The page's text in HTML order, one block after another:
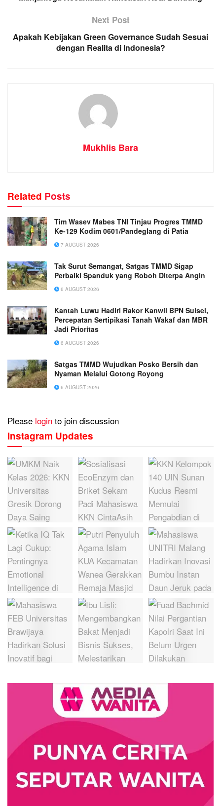
Next Post
Apakah Kebijakan Green Governance Sudah Sesuai
dengan Realita di Indonesia?
Mukhlis Bara
Related Posts
Tim Wasev Mabes TNI Tinjau Progres TMMD
Ke-129 Kodim 0601/Pandeglang di Patia
7 AUGUST 2026
Tak Surut Semangat, Satgas TMMD Sigap
Perbaiki Spanduk yang Roboh Diterpa Angin
6 AUGUST 2026
Kantah Luwu Hadiri Rakor Kanwil BPN Sulsel,
Percepatan Sertipikasi Tanah Wakaf dan MBR
Jadi Prioritas
6 AUGUST 2026
Satgas TMMD Wujudkan Posko Bersih dan
Nyaman Melalui Gotong Royong
6 AUGUST 2026
Please login to join discussion
Instagram Updates